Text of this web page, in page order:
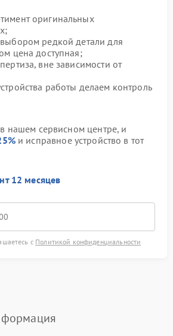
оригинальных
редкой детали для
цена доступная;
вне зависимости от
работы делаем контроль
нашем сервисном центре, и
и исправное устройство в тот
12 месяцев
с Политикой конфиденциальности